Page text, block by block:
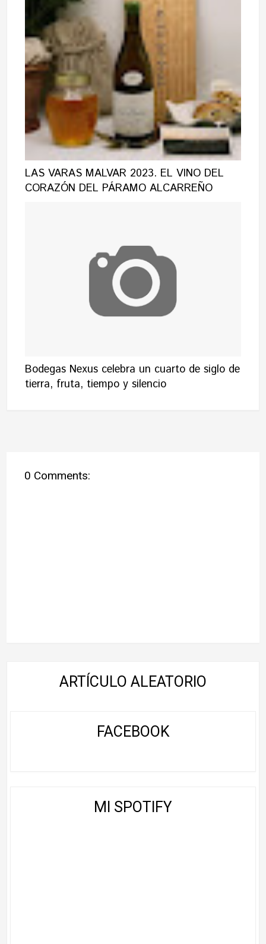
LAS VARAS MALVAR 2023. EL VINO DEL
CORAZÓN DEL PÁRAMO ALCARREÑO
Bodegas Nexus celebra un cuarto de siglo de
tierra, fruta, tiempo y silencio
0 Comments:
ARTÍCULO ALEATORIO
FACEBOOK
MI SPOTIFY